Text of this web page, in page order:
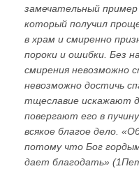
замечательный
который получил
в храм и смиренно
пороки и ошибки. Без
смирения невозможно
невозможно достичь
тщеславие искажают
повергают его в
всякое благое дело.
потому что Бог
дает благодать»